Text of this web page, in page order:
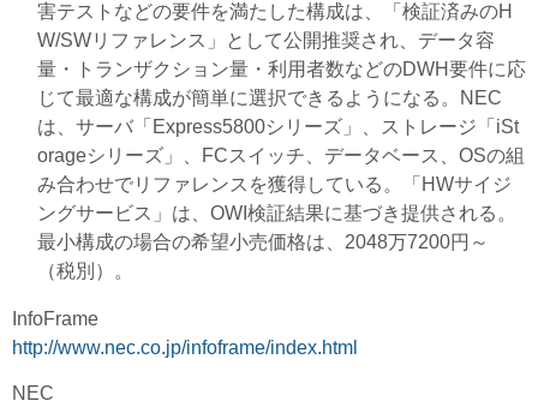
害テストなどの要件を満たした構成は、「検証済みのH
W/SWリファレンス」として公開推奨され、データ容
量・トランザクション量・利用者数などのDWH要件に応
じて最適な構成が簡単に選択できるようになる。NEC
は、サーバ「Express5800シリーズ」、ストレージ「iSt
orageシリーズ」、FCスイッチ、データベース、OSの組
み合わせでリファレンスを獲得している。「HWサイジ
ングサービス」は、OWI検証結果に基づき提供される。
最小構成の場合の希望小売価格は、2048万7200円～
（税別）。
InfoFrame
http://www.nec.co.jp/infoframe/index.html
NEC